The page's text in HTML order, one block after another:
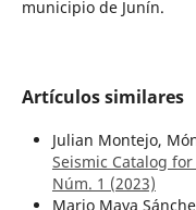
municipio de Junín.
Artículos similares
Julian Montejo,
Seismic Catalog
Núm. 1 (2023)
Mario Maya